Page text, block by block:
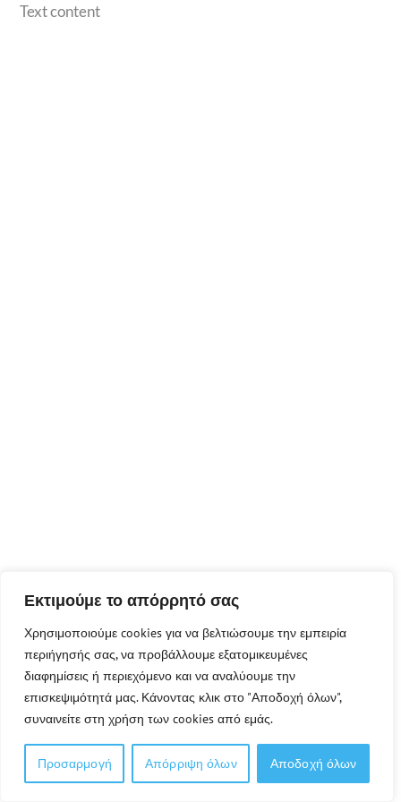
Εκτιμούμε το απόρρητό σας
Χρησιμοποιούμε cookies για να βελτιώσουμε την εμπειρία
περιήγησής σας, να προβάλλουμε εξατομικευμένες
διαφημίσεις ή περιεχόμενο και να αναλύουμε την
επισκεψιμότητά μας. Κάνοντας κλικ στο "Αποδοχή όλων",
συναινείτε στη χρήση των cookies από εμάς.
Προσαρμογή Απόρριψη όλων Αποδοχή όλων
SkipText content